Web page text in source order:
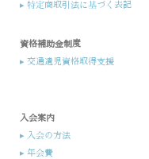
▸ 特定商取引法に基づく表記
資格補助金制度
▸ 交通遺児資格取得支援
入会案内​
▸ 入会の方法​
▸ 年会費